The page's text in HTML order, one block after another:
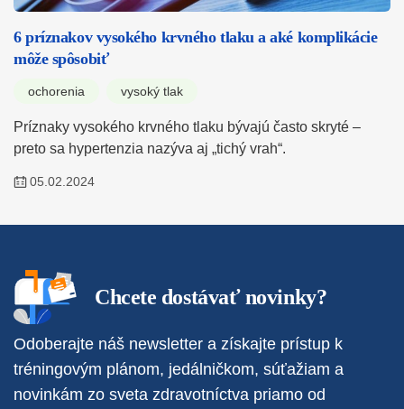
6 príznakov vysokého krvného tlaku a aké komplikácie
môže spôsobiť
ochorenia vysoký tlak
Príznaky vysokého krvného tlaku bývajú často skryté –
preto sa hypertenzia nazýva aj „tichý vrah“.
05.02.2024
Chcete dostávať novinky?
Odoberajte náš newsletter a získajte prístup k
tréningovým plánom, jedálničkom, súťažiam a
novinkám zo sveta zdravotníctva priamo od